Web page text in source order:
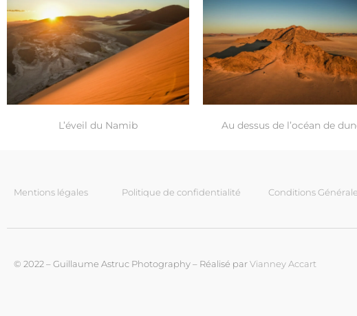
L’éveil du Namib Au dessus de l’océan de
Mentions légales Politique de confidentialité Conditions
© 2022 – Guillaume Astruc Photography – Réalisé parVianney Accart